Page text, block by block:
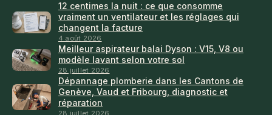
12 centimes la nuit : ce que consomme
vraiment un ventilateur et les réglages qui
changent la facture
4 août 2026
Meilleur aspirateur balai Dyson : V15, V8 ou
modèle lavant selon votre sol
28 juillet 2026
Dépannage plomberie dans les Cantons de
Genève, Vaud et Fribourg, diagnostic et
réparation
28 juillet 2026